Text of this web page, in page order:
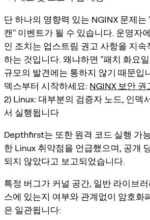
단 하나의 영향력 있는 NGINX 문제는
캔" 이벤트가 될 수 있습니다. 운영자
인 조치는 업스트림 권고 사항을 지속
하는 것입니다. 왜냐하면 "패치 화요
규모의 발견에는 통하지 않기 때문입
덱스부터 시작하세요: NGINX 보안 권
2) Linux: 대부분의 검증자 노드, 인덱
서 실행됩니다
Depthfirst는 또한 원격 코드 실행 가
한 Linux 취약점을 언급했으며, 공개
되지 않았다고 보고되었습니다.
특정 버그가 커널 공간, 일반 라이브
스에 있는지 여부와 관계없이 암호화
은 일관됩니다: